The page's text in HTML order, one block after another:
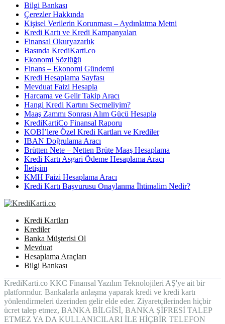
Bilgi Bankası
Çerezler Hakkında
Kişisel Verilerin Korunması – Aydınlatma Metni
Kredi Kartı ve Kredi Kampanyaları
Finansal Okuryazarlık
Basında KrediKarti.co
Ekonomi Sözlüğü
Finans – Ekonomi Gündemi
Kredi Hesaplama Sayfası
Mevduat Faizi Hesapla
Harcama ve Gelir Takip Aracı
Hangi Kredi Kartını Seçmeliyim?
Maaş Zammı Sonrası Alım Gücü Hesapla
KrediKartiCo Finansal Raporu
KOBİ’lere Özel Kredi Kartları ve Krediler
IBAN Doğrulama Aracı
Brütten Nete – Netten Brüte Maaş Hesaplama
Kredi Kartı Asgari Ödeme Hesaplama Aracı
İletişim
KMH Faizi Hesaplama Aracı
Kredi Kartı Başvurusu Onaylanma İhtimalim Nedir?
Kredi Kartları
Krediler
Banka Müşterisi Ol
Mevduat
Hesaplama Araçları
Bilgi Bankası
KrediKarti.co KKC Finansal Yazılım Teknolojileri AŞ'ye ait bir
platformdur. Bankalarla anlaşma yaparak kredi ve kredi kartı
yönlendirmeleri üzerinden gelir elde eder. Ziyaretçilerinden hiçbir
ücret talep etmez, BANKA BİLGİSİ, BANKA ŞİFRESİ TALEP
ETMEZ YA DA KULLANICILARI İLE HİÇBİR TELEFON